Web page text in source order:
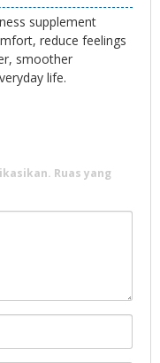
supplement
reduce feelings
smoother
life.
Ruas yang